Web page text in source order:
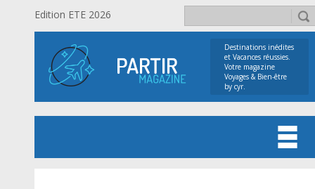
Edition ETE 2026
Destinations inédites
et Vacances réussies.
Votre magazine
Voyages & Bien-être
by cyr.